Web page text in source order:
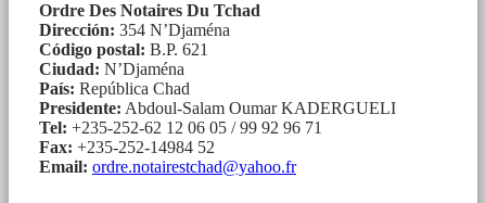
Ordre Des Notaires Du Tchad
Dirección: 354 N’Djaména
Código postal: B.P. 621
Ciudad: N’Djaména
País: República Chad
Presidente: Abdoul-Salam Oumar KADERGUELI
Tel: +235-252-62 12 06 05 / 99 92 96 71
Fax: +235-252-14984 52
Email: ordre.notairestchad@yahoo.fr